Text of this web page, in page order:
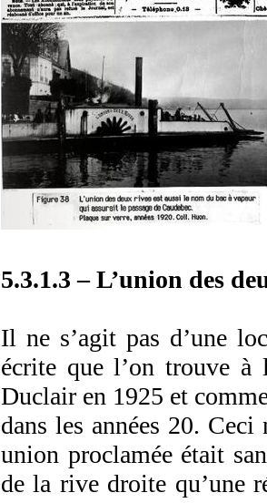
5.3.1.3 – L’union des
Il ne s’agit pas d’une
écrite que l’on trouve
Duclair en 1925 et
dans les années 20. Ceci
union proclamée était
de la rive droite qu’une